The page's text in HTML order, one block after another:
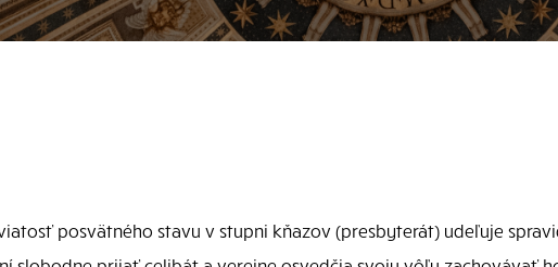
posvätného stavu v stupni kňazov (presbyterát) udeľuje